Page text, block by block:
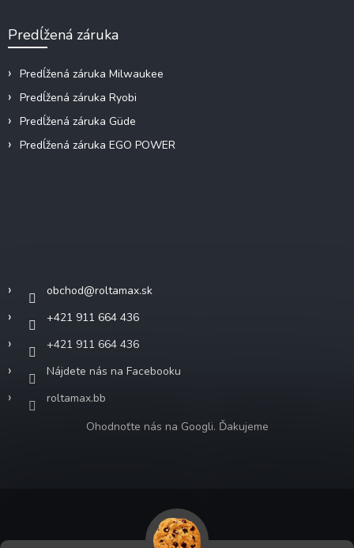
Predĺžená záruka
Predĺžená záruka Milwaukee
Predĺžená záruka Ryobi
Predĺžená záruka Güde
Predĺžená záruka EGO POWER
obchod@roltamax.sk
+421 911 664 436
+421 911 664 436
Nájdete nás na Facebooku
roltamax.bb
Ohodnoťte nás na Googli. Ďakujeme